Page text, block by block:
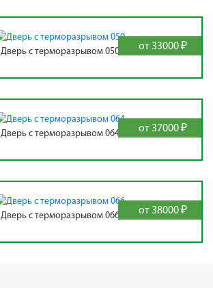
от 33000 ₽
Дверь с терморазрывом 050
от 37000 ₽
Дверь с терморазрывом 064
от 38000 ₽
Дверь с терморазрывом 066